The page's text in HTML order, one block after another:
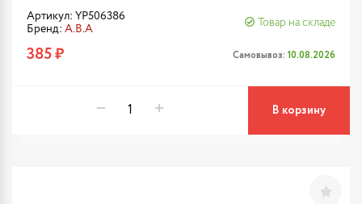
Артикул: YP506386
Бренд: A.B.A
Товар на складе
385 ₽ Самовывоз: 10.08.2026
В корзину